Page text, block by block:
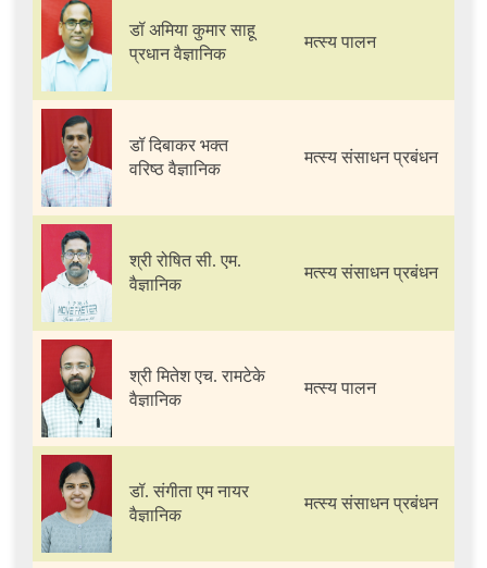
डॉ अमिया कुमार साहू
प्रधान वैज्ञानिक
मत्स्य पालन
डॉ दिबाकर भक्त
वरिष्ठ वैज्ञानिक
मत्स्य संसाधन प्रबंधन
श्री रोषित सी. एम.
वैज्ञानिक
मत्स्य संसाधन प्रबंधन
श्री मितेश एच. रामटेके
वैज्ञानिक
मत्स्य पालन
डॉ. संगीता एम नायर
वैज्ञानिक
मत्स्य संसाधन प्रबंधन